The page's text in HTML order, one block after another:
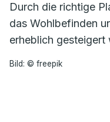
Durch die richtige
das Wohlbefinden
erheblich gesteigert
Bild: © freepik